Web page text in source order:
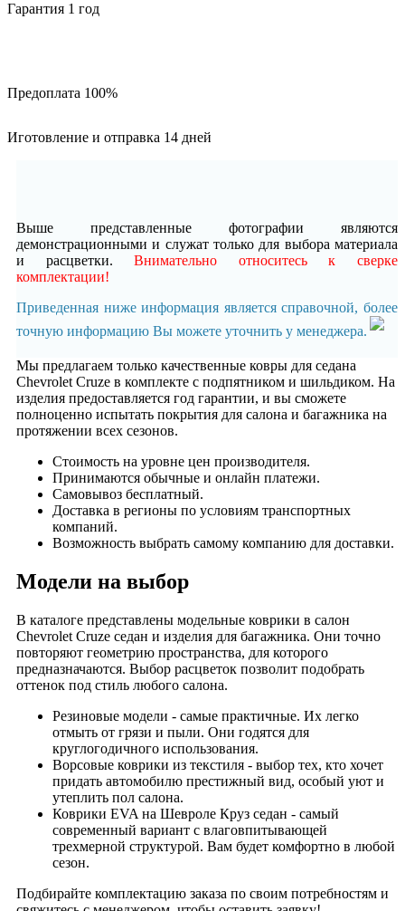
Гарантия 1 год
Предоплата 100%
Иготовление и отправка 14 дней
Выше представленные фотографии являются
демонстрационными и служат только для выбора материала
и расцветки.Внимательно относитесь к сверке
комплектации!
Приведенная ниже информация является справочной, более
точную информацию Вы можете уточнить у менеджера.
Мы предлагаем только качественные ковры для седана
Chevrolet Cruze в комплекте с подпятником и шильдиком. На
изделия предоставляется год гарантии, и вы сможете
полноценно испытать покрытия для салона и багажника на
протяжении всех сезонов.
Стоимость на уровне цен производителя.
Принимаются обычные и онлайн платежи.
Самовывоз бесплатный.
Доставка в регионы по условиям транспортных
компаний.
Возможность выбрать самому компанию для доставки.
Модели на выбор
В каталоге представлены модельные коврики в салон
Chevrolet Cruze седан и изделия для багажника. Они точно
повторяют геометрию пространства, для которого
предназначаются. Выбор расцветок позволит подобрать
оттенок под стиль любого салона.
Резиновые модели - самые практичные. Их легко
отмыть от грязи и пыли. Они годятся для
круглогодичного использования.
Ворсовые коврики из текстиля - выбор тех, кто хочет
придать автомобилю престижный вид, особый уют и
утеплить пол салона.
Коврики EVA на Шевроле Круз седан - самый
современный вариант с влаговпитывающей
трехмерной структурой. Вам будет комфортно в любой
сезон.
Подбирайте комплектацию заказа по своим потребностям и